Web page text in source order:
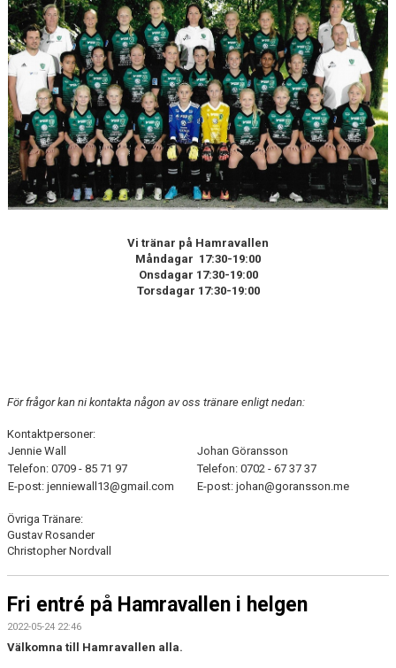
Vi tränar på Hamravallen
Måndagar 17:30-19:00
Onsdagar 17:30-19:00
Torsdagar 17:30-19:00
För frågor kan ni kontakta någon av oss tränare enligt nedan:
Kontaktpersoner:
Jennie Wall
Johan Göransson
Telefon: 0709 - 85 71 97
Telefon: 0702 - 67 37 37
E-post: jenniewall13@gmail.com
E-post: johan@goransson.me
Övriga Tränare:
Gustav Rosander
Christopher Nordvall
Fri entré på Hamravallen i helgen
2022-05-24 22:46
Välkomna till Hamravallen alla.